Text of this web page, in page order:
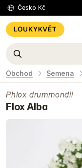
Česko Kč
Obchod Semena
Phlox drummondii
Flox Alba